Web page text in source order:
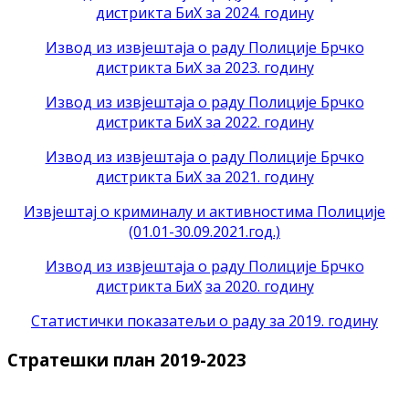
дистрикта БиХ за 2024. годину
Извод из извјештаја о раду Полиције Брчко
дистрикта БиХ за 2023. годину
Извод из извјештаја о раду Полиције Брчко
дистрикта БиХ за 2022. годину
Извод из извјештаја о раду Полиције Брчко
дистрикта БиХ за 2021. годину
Извјештај о криминалу и активностима Полиције
(01.01-30.09.2021.год.)
Извод из извјештаја о раду Полиције Брчко
дистрикта БиХ за 2020. годину
Статистички показатељи о раду за 2019. годину
Стратешки план 2019-2023